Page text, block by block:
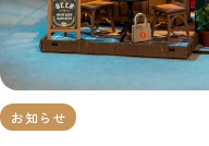
お知らせ